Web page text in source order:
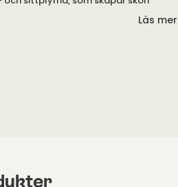
den tillhörande fotpallen , för ökad
Läs mer